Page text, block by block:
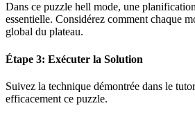
Dans ce puzzle hell mode, une
essentielle. Considérez comment chaque
global du plateau.
Étape 3: Exécuter la Solution
Suivez la technique démontrée dans le
efficacement ce puzzle.